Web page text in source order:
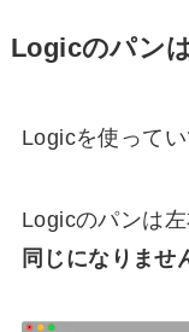
Logicのパン
Logicを使って
Logicのパンは
同じになりませ